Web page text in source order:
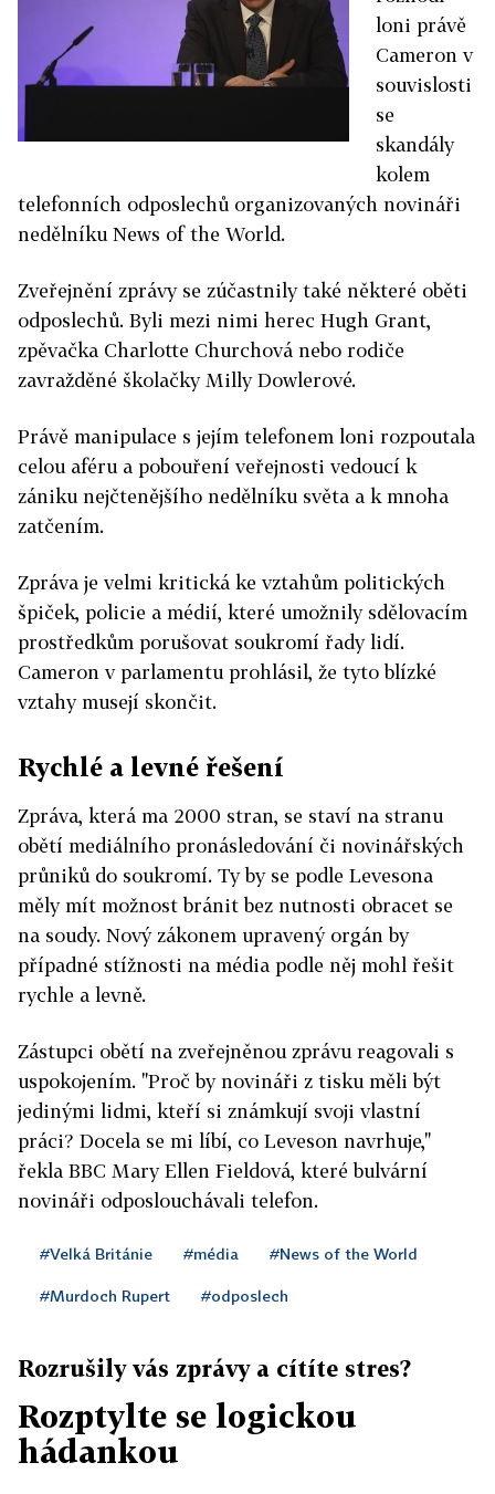
loni právě
Cameron v
souvislosti
se
skandály
kolem
telefonních odposlechů organizovaných novináři
nedělníku News of the World.
Zveřejnění zprávy se zúčastnily také některé oběti
odposlechů. Byli mezi nimi herec Hugh Grant,
zpěvačka Charlotte Churchová nebo rodiče
zavražděné školačky Milly Dowlerové.
Právě manipulace s jejím telefonem loni rozpoutala
celou aféru a pobouření veřejnosti vedoucí k
zániku nejčtenějšího nedělníku světa a k mnoha
zatčením.
Zpráva je velmi kritická ke vztahům politických
špiček, policie a médií, které umožnily sdělovacím
prostředkům porušovat soukromí řady lidí.
Cameron v parlamentu prohlásil, že tyto blízké
vztahy musejí skončit.
Rychlé a levné řešení
Zpráva, která ma 2000 stran, se staví na stranu
obětí mediálního pronásledování či novinářských
průniků do soukromí. Ty by se podle Levesona
měly mít možnost bránit bez nutnosti obracet se
na soudy. Nový zákonem upravený orgán by
případné stížnosti na média podle něj mohl řešit
rychle a levně.
Zástupci obětí na zveřejněnou zprávu reagovali s
uspokojením. "Proč by novináři z tisku měli být
jedinými lidmi, kteří si známkují svoji vlastní
práci? Docela se mi líbí, co Leveson navrhuje,"
řekla BBC Mary Ellen Fieldová, které bulvární
novináři odposlouchávali telefon.
#Velká Británie #média #News of the World
#Murdoch Rupert #odposlech
Rozrušily vás zprávy a cítíte stres?
Rozptylte se logickou
hádankou